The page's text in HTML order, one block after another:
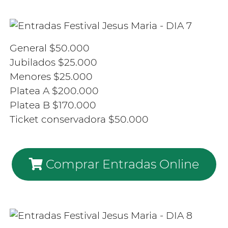
General $50.000
Jubilados $25.000
Menores $25.000
Platea A $200.000
Platea B $170.000
Ticket conservadora $50.000
Comprar Entradas Online